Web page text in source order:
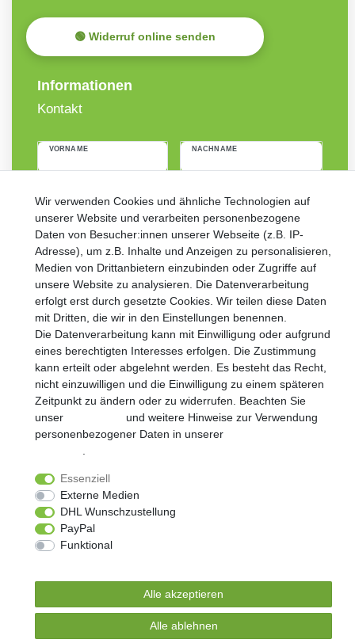
🟢 Widerruf online senden
Informationen
Kontakt
VORNAME NACHNAME
Honig
Hiermit bestätige ich, dass ich dieDaten­schutz­erklärunggelesen
habe. Meine Einwilligung kann ich jederzeit widerrufen.**
Abonnieren
Widerrufs­recht Impressum Daten­schutz­erklärung
© Copyright 2026 | Alle Rechte vorbehalten.
Realisierung und Umsetzung by
Wir verwenden Cookies und ähnliche Technologien auf
unserer Website und verarbeiten personenbezogene
Daten von Besucher:innen unserer Webseite (z.B. IP-
Adresse), um z.B. Inhalte und Anzeigen zu personalisieren,
Medien von Drittanbietern einzubinden oder Zugriffe auf
unsere Website zu analysieren. Die Datenverarbeitung
erfolgt erst durch gesetzte Cookies. Wir teilen diese Daten
mit Dritten, die wir in den Einstellungen benennen.
Die Datenverarbeitung kann mit Einwilligung oder aufgrund
eines berechtigten Interesses erfolgen. Die Zustimmung
kann erteilt oder abgelehnt werden. Es besteht das Recht,
nicht einzuwilligen und die Einwilligung zu einem späteren
Zeitpunkt zu ändern oder zu widerrufen. Beachten Sie
unser
und weitere Hinweise zur Verwendung
personenbezogener Daten in unserer
Essenziell
Externe Medien
DHL Wunschzustellung
PayPal
Funktional
Alle akzeptieren
Alle ablehnen